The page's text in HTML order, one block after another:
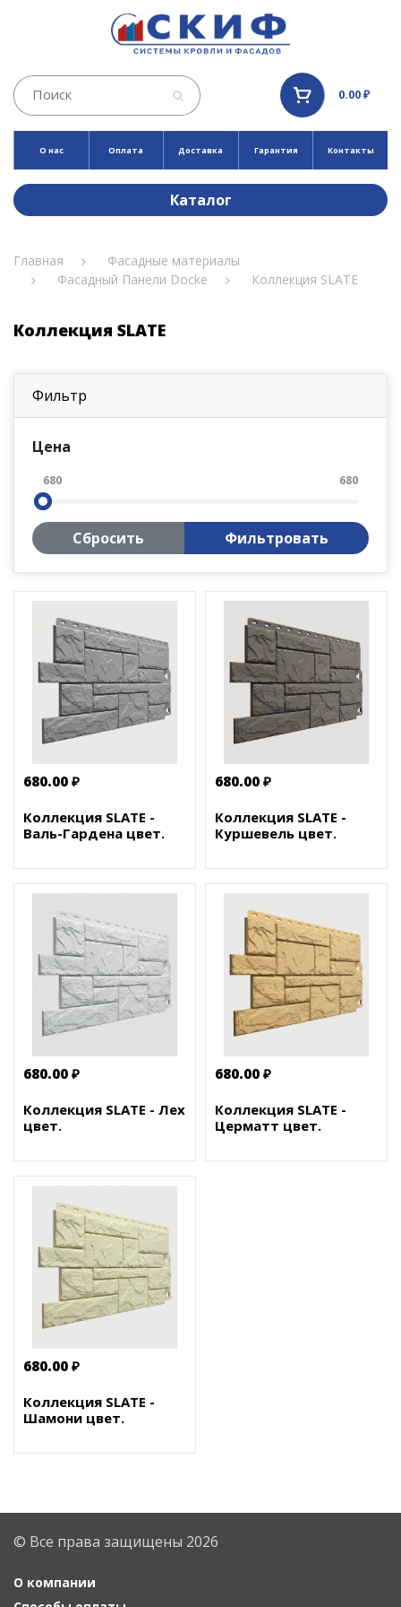
0.00 ₽
О нас Оплата Доставка Гарантия Контакты
Каталог
Главная
Фасадные материалы
Фасадный Панели Docke
Коллекция SLATE
Коллекция SLATE
Фильтр
Цена
680 680
Сбросить Фильтровать
680.00 ₽
Коллекция SLATE -
Валь-Гардена цвет.
680.00 ₽
Коллекция SLATE -
Куршевель цвет.
680.00 ₽
Коллекция SLATE - Лех
цвет.
680.00 ₽
Коллекция SLATE -
Церматт цвет.
680.00 ₽
Коллекция SLATE -
Шамони цвет.
© Все права защищены 2026
О компании